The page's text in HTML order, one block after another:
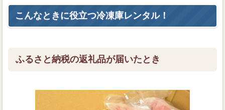
こんなときに役立つ冷凍庫レンタル！
ふるさと納税の返礼品が届いたとき